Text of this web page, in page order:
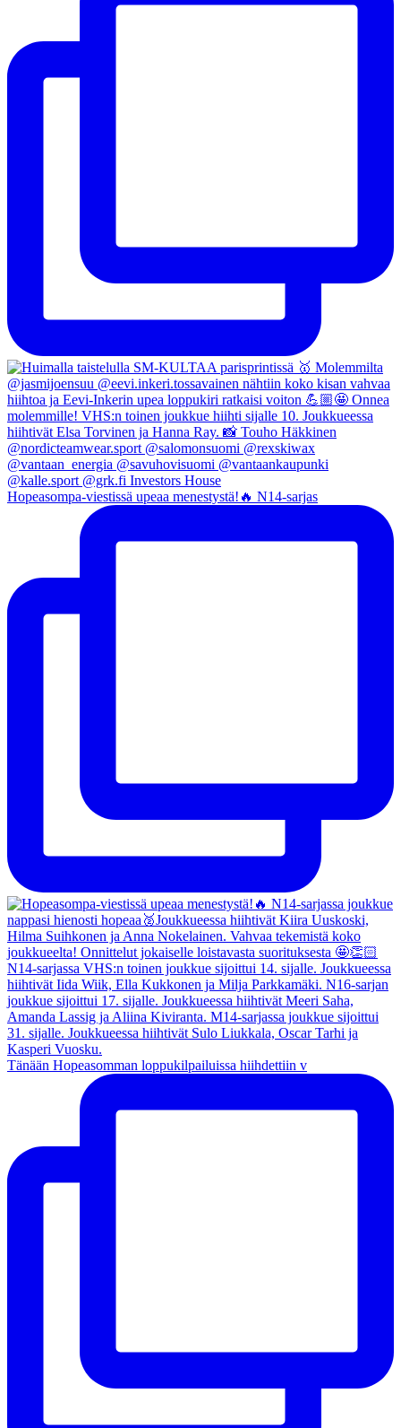
Hopeasompa-viestissä upeaa menestystä!🔥 N14-sarjas
Tänään Hopeasomman loppukilpailuissa hiihdettiin v